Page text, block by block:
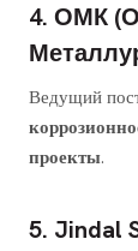
4. ОМК
Ведущий
проекты.
5. Jindal